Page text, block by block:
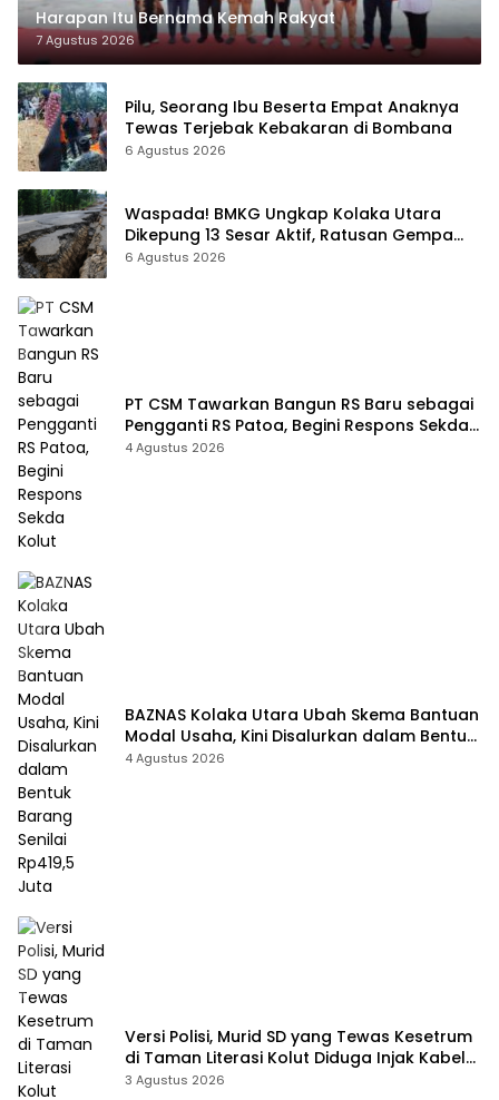
Harapan Itu Bernama Kemah Rakyat
7 Agustus 2026
Pilu, Seorang Ibu Beserta Empat Anaknya
Tewas Terjebak Kebakaran di Bombana
6 Agustus 2026
Waspada! BMKG Ungkap Kolaka Utara
Dikepung 13 Sesar Aktif, Ratusan Gempa
Sudah Terekam
6 Agustus 2026
PT CSM Tawarkan Bangun RS Baru sebagai
Pengganti RS Patoa, Begini Respons Sekda
Kolut
4 Agustus 2026
BAZNAS Kolaka Utara Ubah Skema Bantuan
Modal Usaha, Kini Disalurkan dalam Bentuk
Barang Senilai Rp419,5 Juta
4 Agustus 2026
Versi Polisi, Murid SD yang Tewas Kesetrum
di Taman Literasi Kolut Diduga Injak Kabel
Beraliran Listrik
3 Agustus 2026